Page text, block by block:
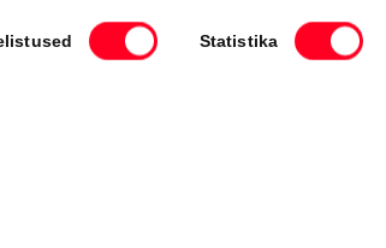
Statistika
Broneeri teenindus